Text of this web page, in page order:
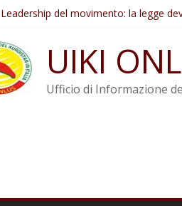
Leadership del movimento: la legge
Non tenere conto della situazione di
Il KNK chiede un’azione internazionale
Abdullah Öcalan: Le legge negativa
UIKI
Ufficio di Informazione